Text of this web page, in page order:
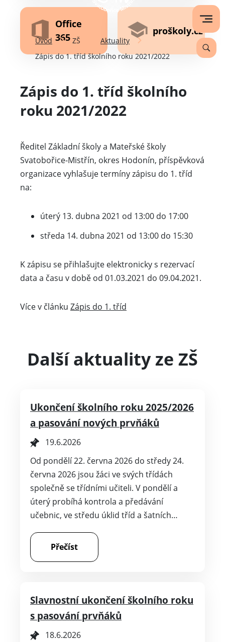
Office
365
proškoly.cz
Úvod ZŠ
Aktuality
Zápis do 1. tříd školního roku 2021/2022
Zápis do 1. tříd školního
roku 2021/2022
Ředitel Základní školy a Mateřské školy
Svatobořice-Mistřín, okres Hodonín, příspěvková
organizace vyhlašuje termíny zápisu do 1. tříd
na:
úterý 13. dubna 2021 od 13:00 do 17:00
středa 14. dubna 2021 od 13:00 do 15:30
K zápisu se přihlašujte elektronicky s rezervací
data a času v době od 01.03.2021 do 09.04.2021.
Více v článku Zápis do 1. tříd
Další aktuality ze ZŠ
Ukončení školního roku 2025/2026
a pasování nových prvňáků
19.6.2026
Od pondělí 22. června 2026 do středy 24.
června 2026 jsou žáci ve svých třídách
společně se třídními učiteli. V pondělí a
úterý probíhá kontrola a předávání
učebnic, ve středu úklid tříd a šatních…
Přečíst
Slavnostní ukončení školního roku
s pasování prvňáků
18.6.2026